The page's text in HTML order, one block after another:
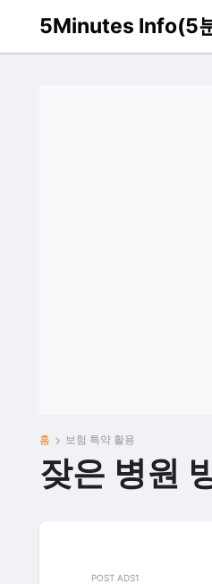
5Minutes Info(5
홈 보험 특약 활용
잦은 병원
POST ADS1